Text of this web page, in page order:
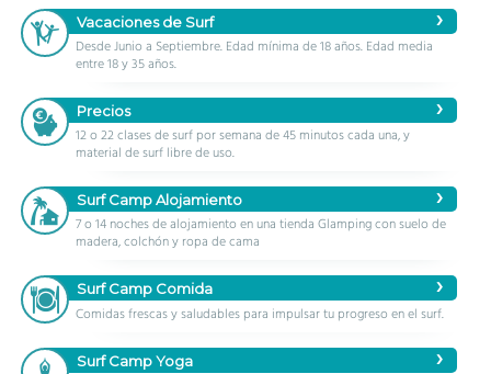
Vacaciones de Surf
Desde Junio a Septiembre. Edad mínima de 18 años. Edad media
entre 18 y 35 años.
Precios
12 o 22 clases de surf por semana de 45 minutos cada una, y
material de surf libre de uso.
Surf Camp Alojamiento
7 o 14 noches de alojamiento en una tienda Glamping con suelo de
madera, colchón y ropa de cama
Surf Camp Comida
Comidas frescas y saludables para impulsar tu progreso en el surf.
Surf Camp Yoga